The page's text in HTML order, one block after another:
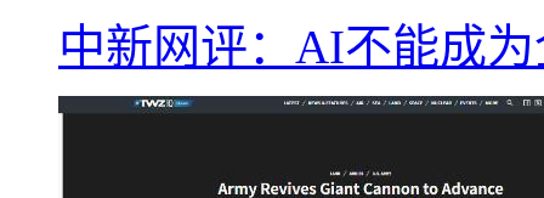
中新网评：AI不能成